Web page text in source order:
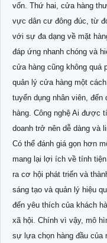
vốn. Thứ hai, cửa hàng
vực dân cư đông đúc, từ
với sự đa dạng về mặt
đáp ứng nhanh chóng và
cửa hàng cũng không quá
quản lý cửa hàng một
tuyển dụng nhân viên, đến
hàng. Công nghệ Ai được
doanh trở nên dễ dàng và
Có thể đánh giá gọn hơn
mang lại lợi ích về tính
ra cơ hội phát triển và
sáng tạo và quản lý hiệu
đến yêu thích của khách
xã hội. Chính vì vậy, mô
sự lựa chọn hàng đầu của